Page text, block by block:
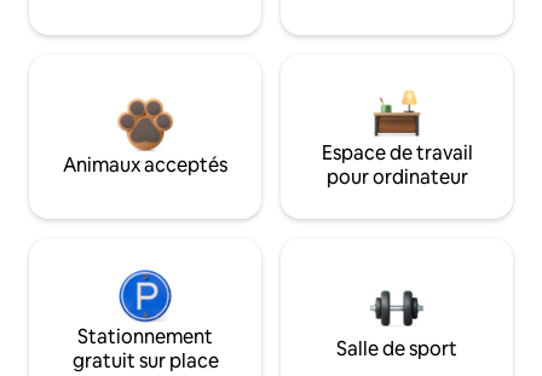
Animaux acceptés
Espace de travail
pour ordinateur
Stationnement
gratuit sur place
Salle de sport